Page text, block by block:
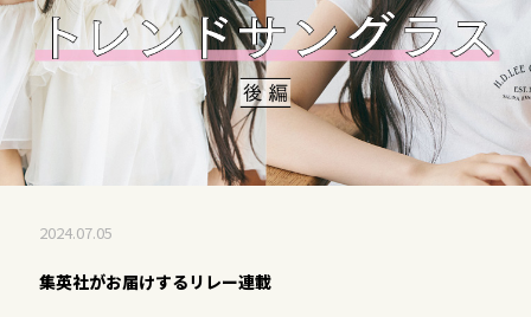
2024.07.05
集英社がお届けするリレー連載